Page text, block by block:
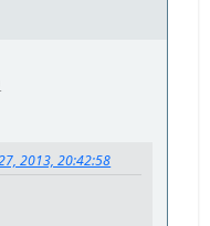
2013, 20:42:58